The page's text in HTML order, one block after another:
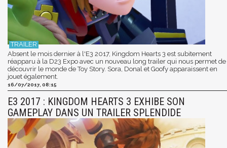
Absent le mois dernier à l'E3 2017, Kingdom Hearts 3 est subitement
réapparu à la D23 Expo avec un nouveau long trailer qui nous permet de
découvrir le monde de Toy Story. Sora, Donal et Goofy apparaissent en
jouet également.
16/07/2017, 08:15
E3 2017 : KINGDOM HEARTS 3 EXHIBE SON
GAMEPLAY DANS UN TRAILER SPLENDIDE